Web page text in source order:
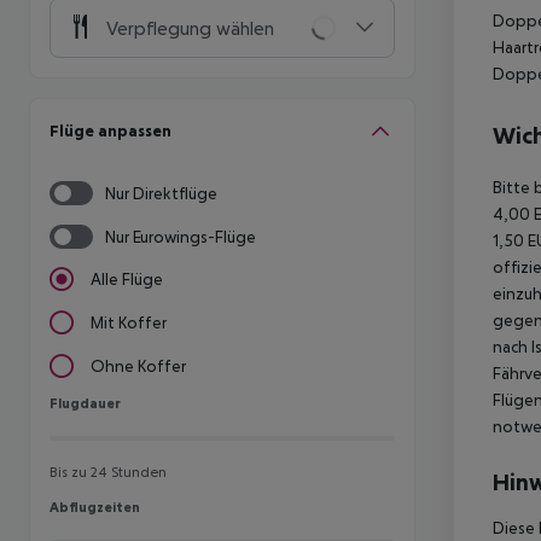
Verpflegung wählen
Flüge anpassen
Nur Direktflüge
Nur Eurowings-Flüge
Alle Flüge
Mit Koffer
Ohne Koffer
Flugdauer
Flugdauer
Bis zu 24 Stunden
Abflugzeiten
Abflugzeiten
Bitte
4,00
1,50
nach
Diese